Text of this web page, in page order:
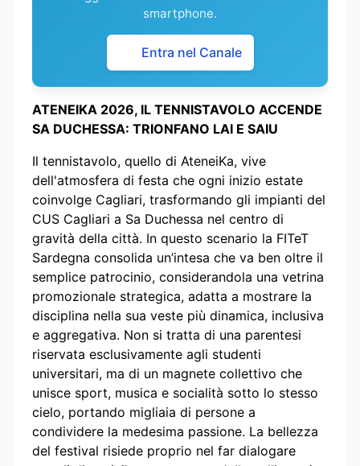
smartphone.
Entra nel Canale
ATENEIKA 2026, IL TENNISTAVOLO ACCENDE
SA DUCHESSA: TRIONFANO LAI E SAIU
Il tennistavolo, quello di AteneiKa, vive
dell'atmosfera di festa che ogni inizio estate
coinvolge Cagliari, trasformando gli impianti del
CUS Cagliari a Sa Duchessa nel centro di
gravità della città. In questo scenario la FITeT
Sardegna consolida un’intesa che va ben oltre il
semplice patrocinio, considerandola una vetrina
promozionale strategica, adatta a mostrare la
disciplina nella sua veste più dinamica, inclusiva
e aggregativa. Non si tratta di una parentesi
riservata esclusivamente agli studenti
universitari, ma di un magnete collettivo che
unisce sport, musica e socialità sotto lo stesso
cielo, portando migliaia di persone a
condividere la medesima passione. La bellezza
del festival risiede proprio nel far dialogare